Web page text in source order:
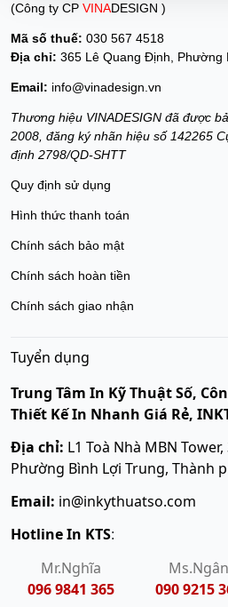
(Công ty CP VINADESIGN )
Mã số thuế: 030 567 4518
Địa chỉ: 365 Lê Quang Định, Phường
Email: info@vinadesign.vn
Thương hiệu VINADESIGN đã được
2008, đăng ký nhãn hiệu số 142265
định 2798/QD-SHTT
Quy định sử dụng
Hình thức thanh toán
Chính sách bảo mật
Chính sách hoàn tiền
Chính sách giao nhận
Tuyển dụng
Trung Tâm In Kỹ Thuật Số,
Thiết Kế In Nhanh Giá Rẻ,
Địa chỉ: L1 Toà Nhà MBN
Phường Bình Lợi Trung, Thành
Email: in@inkythuatso.com
Hotline In KTS:
Mr.Nghĩa
096 9841 365
Ms.Ngân
090 9215